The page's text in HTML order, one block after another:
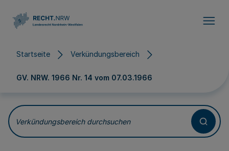
Startseite Verkündungsbereich
GV. NRW. 1966 Nr. 14 vom 07.03.1966
Verkündungsbereich durchsuchen